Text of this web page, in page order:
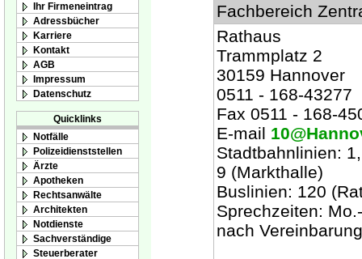
Ihr Firmeneintrag
Adressbücher
Karriere
Kontakt
AGB
Impressum
Datenschutz
Quicklinks
Notfälle
Polizeidienststellen
Ärzte
Apotheken
Rechtsanwälte
Architekten
Notdienste
Sachverständige
Steuerberater
Fachbereich
Rathaus
Trammplatz 2
30159 Hannover
0511 - 168-43277
Fax 0511 - 168-
E-mail
Stadtbahnlinien:
9 (Markthalle)
Buslinien: 120
Sprechzeiten:
nach Vereinbarung